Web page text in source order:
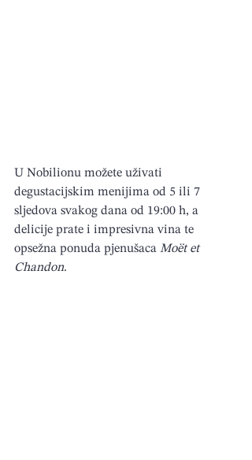
U Nobilionu možete uživati
degustacijskim menijima od 5 ili 7
sljedova svakog dana od 19:00 h, a
delicije prate i impresivna vina te
opsežna ponuda pjenušaca Moët et
Chandon.